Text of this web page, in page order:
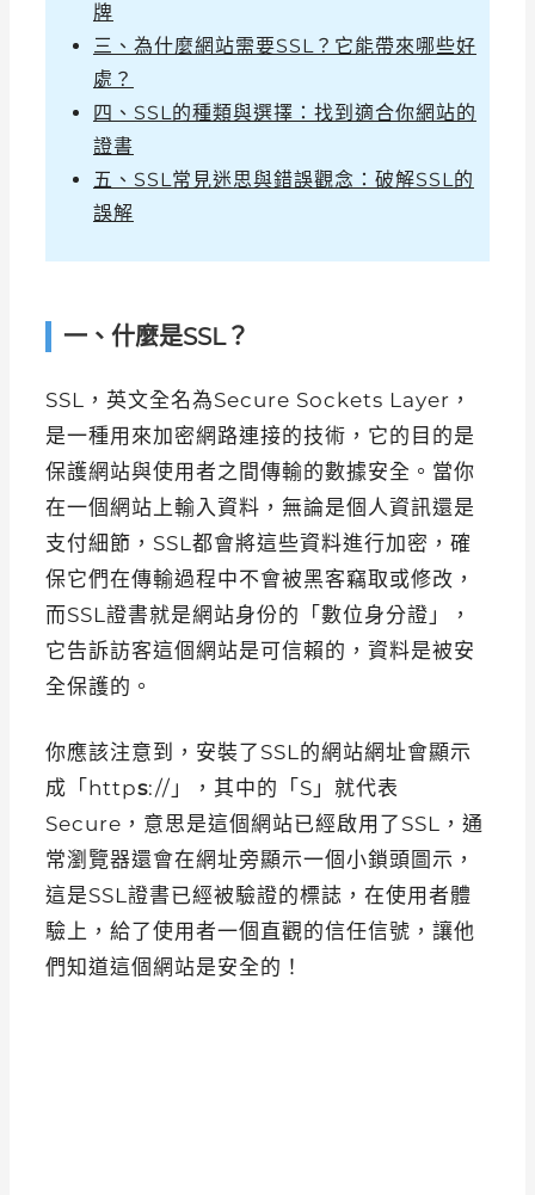
牌
三、為什麼網站需要SSL？它能帶來哪些好
處？
四、SSL的種類與選擇：找到適合你網站的
證書
五、SSL常見迷思與錯誤觀念：破解SSL的
誤解
一、什麼是SSL？
SSL，英文全名為Secure Sockets Layer，
是一種用來加密網路連接的技術，它的目的是
保護網站與使用者之間傳輸的數據安全。當你
在一個網站上輸入資料，無論是個人資訊還是
支付細節，SSL都會將這些資料進行加密，確
保它們在傳輸過程中不會被黑客竊取或修改，
而SSL證書就是網站身份的「數位身分證」，
它告訴訪客這個網站是可信賴的，資料是被安
全保護的。
你應該注意到，安裝了SSL的網站網址會顯示
成「https://」，其中的「S」就代表
Secure，意思是這個網站已經啟用了SSL，通
常瀏覽器還會在網址旁顯示一個小鎖頭圖示，
這是SSL證書已經被驗證的標誌，在使用者體
驗上，給了使用者一個直觀的信任信號，讓他
們知道這個網站是安全的！